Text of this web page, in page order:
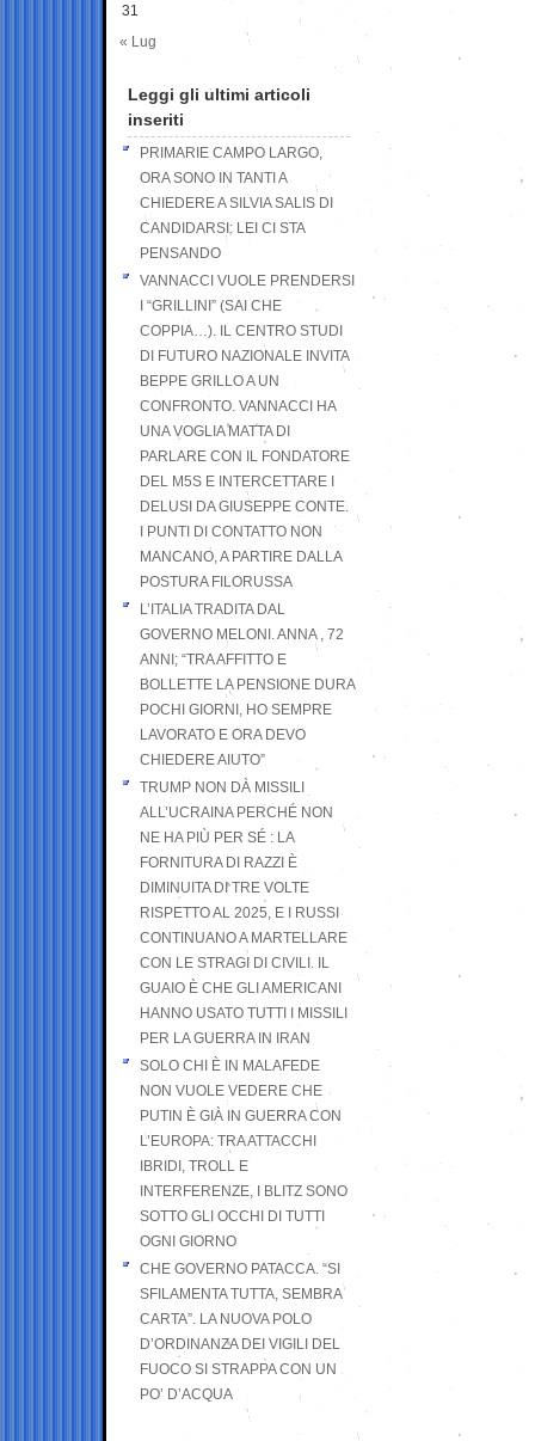
31
« Lug
Leggi gli ultimi articoli
inseriti
PRIMARIE CAMPO LARGO,
ORA SONO IN TANTI A
CHIEDERE A SILVIA SALIS DI
CANDIDARSI: LEI CI STA
PENSANDO
VANNACCI VUOLE PRENDERSI
I “GRILLINI” (SAI CHE
COPPIA…). IL CENTRO STUDI
DI FUTURO NAZIONALE INVITA
BEPPE GRILLO A UN
CONFRONTO. VANNACCI HA
UNA VOGLIA MATTA DI
PARLARE CON IL FONDATORE
DEL M5S E INTERCETTARE I
DELUSI DA GIUSEPPE CONTE.
I PUNTI DI CONTATTO NON
MANCANO, A PARTIRE DALLA
POSTURA FILORUSSA
L’ITALIA TRADITA DAL
GOVERNO MELONI. ANNA , 72
ANNI; “TRA AFFITTO E
BOLLETTE LA PENSIONE DURA
POCHI GIORNI, HO SEMPRE
LAVORATO E ORA DEVO
CHIEDERE AIUTO”
TRUMP NON DÀ MISSILI
ALL’UCRAINA PERCHÉ NON
NE HA PIÙ PER SÉ : LA
FORNITURA DI RAZZI È
DIMINUITA DI TRE VOLTE
RISPETTO AL 2025, E I RUSSI
CONTINUANO A MARTELLARE
CON LE STRAGI DI CIVILI. IL
GUAIO È CHE GLI AMERICANI
HANNO USATO TUTTI I MISSILI
PER LA GUERRA IN IRAN
SOLO CHI È IN MALAFEDE
NON VUOLE VEDERE CHE
PUTIN È GIÀ IN GUERRA CON
L’EUROPA: TRA ATTACCHI
IBRIDI, TROLL E
INTERFERENZE, I BLITZ SONO
SOTTO GLI OCCHI DI TUTTI
OGNI GIORNO
CHE GOVERNO PATACCA. “SI
SFILAMENTA TUTTA, SEMBRA
CARTA”. LA NUOVA POLO
D’ORDINANZA DEI VIGILI DEL
FUOCO SI STRAPPA CON UN
PO’ D’ACQUA